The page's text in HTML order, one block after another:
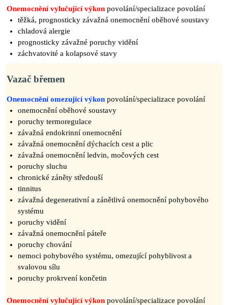
Onemocnění vylučující výkon povolání/specializace povolání
těžká, prognosticky závažná onemocnění oběhové soustavy
chladová alergie
prognosticky závažné poruchy vidění
záchvatovité a kolapsové stavy
Vazač břemen
Onemocnění omezující výkon povolání/specializace povolání
onemocnění oběhové soustavy
poruchy termoregulace
závažná endokrinní onemocnění
závažná onemocnění dýchacích cest a plic
závažná onemocnění ledvin, močových cest
poruchy sluchu
chronické záněty středouší
tinnitus
závažná degenerativní a zánětlivá onemocnění pohybového
systému
poruchy vidění
závažná onemocnění páteře
poruchy chování
nemoci pohybového systému, omezující pohyblivost a
svalovou sílu
poruchy prokrvení končetin
Onemocnění vylučující výkon povolání/specializace povolání